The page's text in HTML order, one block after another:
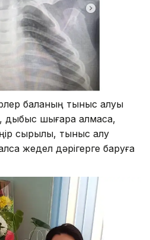
баланың тыныс алуы
дыбыс шығара алмаса,
сырылы, тыныс алу
жедел дәрігерге баруға